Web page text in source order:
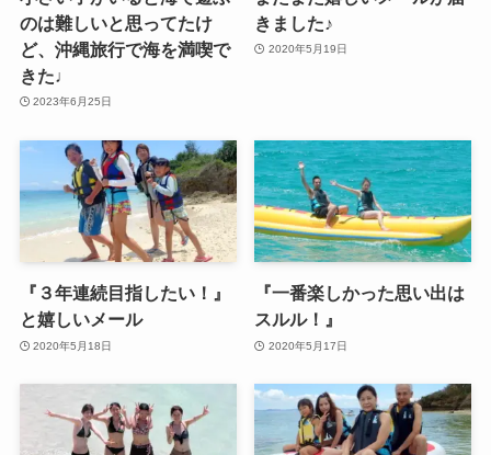
のは難しいと思ってたけ
ど、沖縄旅行で海を満喫で
きた♩
2023年6月25日
きました♪
2020年5月19日
『３年連続目指したい！』
と嬉しいメール
2020年5月18日
『一番楽しかった思い出は
スルル！』
2020年5月17日